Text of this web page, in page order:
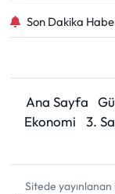
Son Dakika
Ana Sayfa
Ekonomi
3.
Sitede